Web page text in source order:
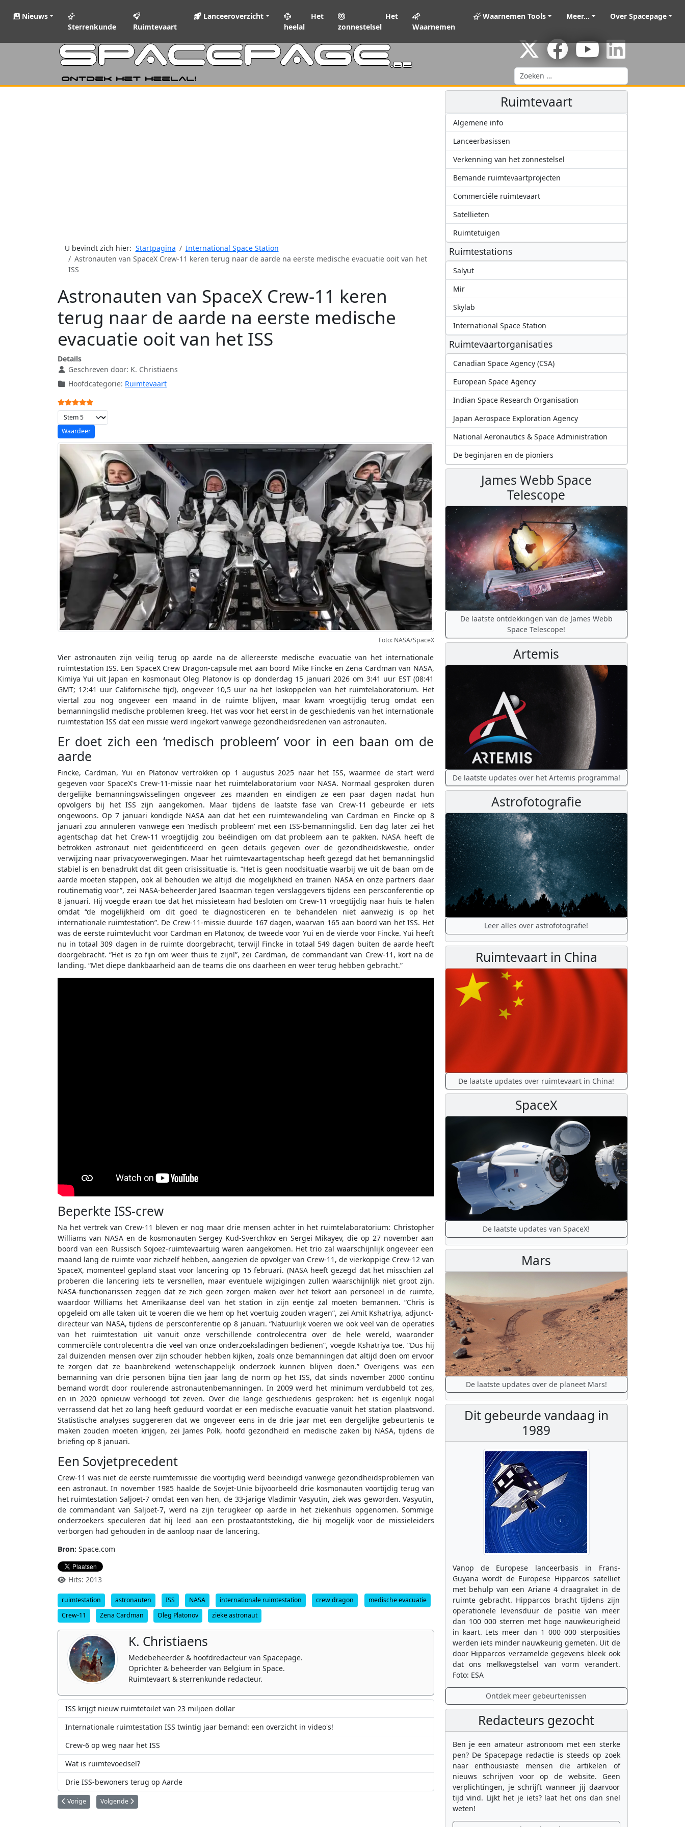
Nieuws
Sterrenkunde
Ruimtevaart
Lanceeroverzicht
Het
heelal
Het
zonnestelsel
Waarnemen
Waarnemen Tools Meer... Over Spacepage
SPACEPAGE.be
Ontdek het heelal!
Zoeken
U bevindt zich hier: Startpagina
International Space Station
Astronauten van SpaceX Crew-11 keren terug naar de aarde na eerste medische evacuatie ooit van het
ISS
Astronauten van SpaceX Crew-11 keren
terug naar de aarde na eerste medische
evacuatie ooit van het ISS
Details
Geschreven door: K. Christiaens
Hoofdcategorie: Ruimtevaart
Gebruikerswaardering:
Voeg waardering toe
Foto: NASA/SpaceX
Vier astronauten zijn veilig terug op aarde na de allereerste medische evacuatie van het internationale
ruimtestation ISS. Een SpaceX Crew Dragon-capsule met aan boord Mike Fincke en Zena Cardman van NASA,
Kimiya Yui uit Japan en kosmonaut Oleg Platonov is op donderdag 15 januari 2026 om 3:41 uur EST (08:41
GMT; 12:41 uur Californische tijd), ongeveer 10,5 uur na het loskoppelen van het ruimtelaboratorium. Het
viertal zou nog ongeveer een maand in de ruimte blijven, maar kwam vroegtijdig terug omdat een
bemanningslid medische problemen kreeg. Het was voor het eerst in de geschiedenis van het internationale
ruimtestation ISS dat een missie werd ingekort vanwege gezondheidsredenen van astronauten.
Er doet zich een ‘medisch probleem’ voor in een baan om de
aarde
Fincke, Cardman, Yui en Platonov vertrokken op 1 augustus 2025 naar het ISS, waarmee de start werd
gegeven voor SpaceX's Crew-11-missie naar het ruimtelaboratorium voor NASA. Normaal gesproken duren
dergelijke bemanningswisselingen ongeveer zes maanden en eindigen ze een paar dagen nadat hun
opvolgers bij het ISS zijn aangekomen. Maar tijdens de laatste fase van Crew-11 gebeurde er iets
ongewoons. Op 7 januari kondigde NASA aan dat het een ruimtewandeling van Cardman en Fincke op 8
januari zou annuleren vanwege een ‘medisch probleem’ met een ISS-bemanningslid. Een dag later zei het
agentschap dat het Crew-11 vroegtijdig zou beëindigen om dat probleem aan te pakken. NASA heeft de
betrokken astronaut niet geïdentificeerd en geen details gegeven over de gezondheidskwestie, onder
verwijzing naar privacyoverwegingen. Maar het ruimtevaartagentschap heeft gezegd dat het bemanningslid
stabiel is en benadrukt dat dit geen crisissituatie is. “Het is geen noodsituatie waarbij we uit de baan om de
aarde moeten stappen, ook al behouden we altijd die mogelijkheid en trainen NASA en onze partners daar
routinematig voor”, zei NASA-beheerder Jared Isaacman tegen verslaggevers tijdens een persconferentie op
8 januari. Hij voegde eraan toe dat het missieteam had besloten om Crew-11 vroegtijdig naar huis te halen
omdat “de mogelijkheid om dit goed te diagnosticeren en te behandelen niet aanwezig is op het
internationale ruimtestation”. De Crew-11-missie duurde 167 dagen, waarvan 165 aan boord van het ISS. Het
was de eerste ruimtevlucht voor Cardman en Platonov, de tweede voor Yui en de vierde voor Fincke. Yui heeft
nu in totaal 309 dagen in de ruimte doorgebracht, terwijl Fincke in totaal 549 dagen buiten de aarde heeft
doorgebracht. “Het is zo fijn om weer thuis te zijn!”, zei Cardman, de commandant van Crew-11, kort na de
landing. “Met diepe dankbaarheid aan de teams die ons daarheen en weer terug hebben gebracht.”
Beperkte ISS-crew
Na het vertrek van Crew-11 bleven er nog maar drie mensen achter in het ruimtelaboratorium: Christopher
Williams van NASA en de kosmonauten Sergey Kud-Sverchkov en Sergei Mikayev, die op 27 november aan
boord van een Russisch Sojoez-ruimtevaartuig waren aangekomen. Het trio zal waarschijnlijk ongeveer een
maand lang de ruimte voor zichzelf hebben, aangezien de opvolger van Crew-11, de vierkoppige Crew-12 van
SpaceX, momenteel gepland staat voor lancering op 15 februari. (NASA heeft gezegd dat het misschien zal
proberen die lancering iets te versnellen, maar eventuele wijzigingen zullen waarschijnlijk niet groot zijn.
NASA-functionarissen zeggen dat ze zich geen zorgen maken over het tekort aan personeel in de ruimte,
waardoor Williams het Amerikaanse deel van het station in zijn eentje zal moeten bemannen. “Chris is
opgeleid om alle taken uit te voeren die we hem op het voertuig zouden vragen”, zei Amit Kshatriya, adjunct-
directeur van NASA, tijdens de persconferentie op 8 januari. “Natuurlijk voeren we ook veel van de operaties
van het ruimtestation uit vanuit onze verschillende controlecentra over de hele wereld, waaronder
commerciële controlecentra die veel van onze onderzoeksladingen bedienen”, voegde Kshatriya toe. “Dus hij
zal duizenden mensen over zijn schouder hebben kijken, zoals onze bemanningen dat altijd doen om ervoor
te zorgen dat ze baanbrekend wetenschappelijk onderzoek kunnen blijven doen.” Overigens was een
bemanning van drie personen bijna tien jaar lang de norm op het ISS, dat sinds november 2000 continu
bemand wordt door roulerende astronautenbemanningen. In 2009 werd het minimum verdubbeld tot zes,
en in 2020 opnieuw verhoogd tot zeven. Over die lange geschiedenis gesproken: het is eigenlijk nogal
verrassend dat het zo lang heeft geduurd voordat er een medische evacuatie vanuit het station plaatsvond.
Statistische analyses suggereren dat we ongeveer eens in de drie jaar met een dergelijke gebeurtenis te
maken zouden moeten krijgen, zei James Polk, hoofd gezondheid en medische zaken bij NASA, tijdens de
briefing op 8 januari.
Een Sovjetprecedent
Crew-11 was niet de eerste ruimtemissie die voortijdig werd beëindigd vanwege gezondheidsproblemen van
een astronaut. In november 1985 haalde de Sovjet-Unie bijvoorbeeld drie kosmonauten voortijdig terug van
het ruimtestation Saljoet-7 omdat een van hen, de 33-jarige Vladimir Vasyutin, ziek was geworden. Vasyutin,
de commandant van Saljoet-7, werd na zijn terugkeer op aarde in het ziekenhuis opgenomen. Sommige
onderzoekers speculeren dat hij leed aan een prostaatontsteking, die hij mogelijk voor de missieleiders
verborgen had gehouden in de aanloop naar de lancering.
Bron: Space.com
Hits: 2013
ruimtestation astronauten ISS NASA internationale ruimtestation crew dragon
medische evacuatie
Crew-11
Zena Cardman Oleg Platonov zieke astronaut
K. Christiaens
Medebeheerder & hoofdredacteur van Spacepage.
Oprichter & beheerder van Belgium in Space.
Ruimtevaart & sterrenkunde redacteur.
ISS krijgt nieuw ruimtetoilet van 23 miljoen dollar
Internationale ruimtestation ISS twintig jaar bemand: een overzicht in video's!
Crew-6 op weg naar het ISS
Wat is ruimtevoedsel?
Drie ISS-bewoners terug op Aarde
Vorig artikel: ESA's εpsilon-missie van Franse astronaute Sophie Adenot gaat officieel van start
Vorige Volgende artikel: De plannen van Rusland voor een nieuw ruimtestation omvatten het hergebruik van zijn ISS-modules
Volgende
Ruimtevaart
Algemene info
Lanceerbasissen
Verkenning van het zonnestelsel
Bemande ruimtevaartprojecten
Commerciële ruimtevaart
Satellieten
Ruimtetuigen
Ruimtestations
Salyut
Mir
Skylab
International Space Station
Ruimtevaartorganisaties
Canadian Space Agency (CSA)
European Space Agency
Indian Space Research Organisation
Japan Aerospace Exploration Agency
National Aeronautics & Space Administration
De beginjaren en de pioniers
James Webb Space
Telescope
De laatste ontdekkingen van de James Webb
Space Telescope!
Artemis
De laatste updates over het Artemis programma!
Astrofotografie
Leer alles over astrofotografie!
Ruimtevaart in China
De laatste updates over ruimtevaart in China!
SpaceX
De laatste updates van SpaceX!
Mars
De laatste updates over de planeet Mars!
Dit gebeurde vandaag in
1989
Vanop de Europese lanceerbasis in Frans-
Guyana wordt de Europese Hipparcos satelliet
met behulp van een Ariane 4 draagraket in de
ruimte gebracht. Hipparcos bracht tijdens zijn
operationele levensduur de positie van meer
dan 100 000 sterren met hoge nauwkeurigheid
in kaart. Iets meer dan 1 000 000 sterposities
werden iets minder nauwkeurig gemeten. Uit de
door Hipparcos verzamelde gegevens bleek ook
dat ons melkwegstelsel van vorm verandert.
Foto: ESA
Ontdek meer gebeurtenissen
Redacteurs gezocht
Ben je een amateur astronoom met een sterke
pen? De Spacepage redactie is steeds op zoek
naar enthousiaste mensen die artikelen of
nieuws schrijven voor op de website. Geen
verplichtingen, je schrijft wanneer jij daarvoor
tijd vind. Lijkt het je iets? laat het ons dan snel
weten!